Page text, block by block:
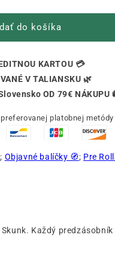
do košíka
KARTOU 💳
V TALIANSKU 🌿
OD 79€ NÁKUPU
platobnej metódy
; Objavné balíčky 🧭; Pre
Každý